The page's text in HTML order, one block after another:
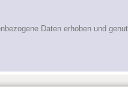
Daten erhoben und